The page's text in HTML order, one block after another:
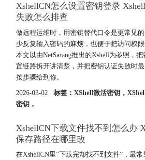
XshellCN怎么设置密钥登录
失败怎么排查
做远程运维时，用密钥替代口令是更常见
少反复输入密码的麻烦，也便于把访问权限
本文以由NetSarang推出的Xshell为参照，
置链路拆开讲清楚，并把密钥认证失败时
按步骤给到你。
2026-03-02 标签： XShell激活密钥 ，
密钥 ，
XshellCN下载文件找不到怎么办
保存路径在哪里改
在XshellCN里“下载完却找不到文件”，最